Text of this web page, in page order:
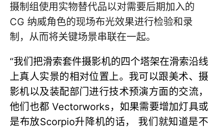
摄制组使用实物替代品以对需要后期加入的
CG 纳威角色的现场布光效果进行检验和录
制，从而将关键场景串联在一起。
“我们把滑索套件摄影机的四个塔架在滑索沿线
上真人实景的相对位置上。我可以跟美术、摄
影机以及装配部门进行技术预演方面的交流，
他们也都 Vectorworks，如果需要增加灯具或
是布放Scorpio升降机的话， 我们就知道是不